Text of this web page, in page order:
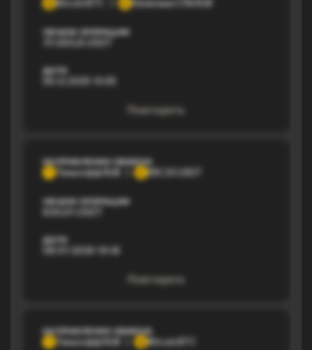
Bitcoin BTC Наличные СПБ RUB
ОБЪЕМ ОПЕРАЦИИ
ДАТА
05.12.2025 13:05
Повторить
НАПРАВЛЕНИЕ ОБМЕНА
Т
Тинькофф RUB ERC20 USDT
ОБЪЕМ ОПЕРАЦИИ
ДАТА
08.07.2026 19:18
Повторить
НАПРАВЛЕНИЕ ОБМЕНА
Т
Тинькофф RUB Bitcoin BTC